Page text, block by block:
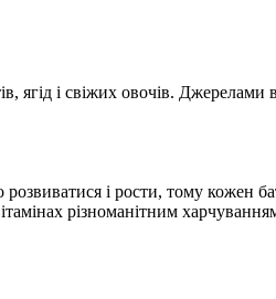
ягід і свіжих овочів.
і рости, тому кожен
різноманітним